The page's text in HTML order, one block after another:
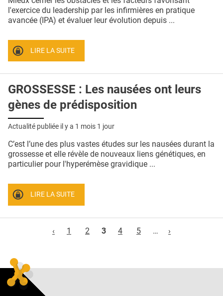
l'exercice du leadership par les infirmières en pratique
avancée (IPA) et évaluer leur évolution depuis ...
LIRE LA SUITE
GROSSESSE : Les nausées ont leurs
gènes de prédisposition
Actualité publiée il y a 1 mois 1 jour
C’est l’une des plus vastes études sur les nausées durant la
grossesse et elle révèle de nouveaux liens génétiques, en
particulier pour l'hyperémèse gravidique ...
LIRE LA SUITE
‹
1 2 3 4 5 … ›